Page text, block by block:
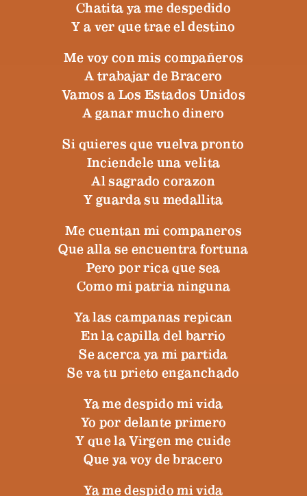
Chatita ya me despedido
Y a ver que trae el destino
Me voy con mis compañeros
A trabajar de Bracero
Vamos a Los Estados Unidos
A ganar mucho dinero
Si quieres que vuelva pronto
Inciendele una velita
Al sagrado corazon
Y guarda su medallita
Me cuentan mi companeros
Que alla se encuentra fortuna
Pero por rica que sea
Como mi patria ninguna
Ya las campanas repican
En la capilla del barrio
Se acerca ya mi partida
Se va tu prieto enganchado
Ya me despido mi vida
Yo por delante primero
Y que la Virgen me cuide
Que ya voy de bracero
Ya me despido mi vida